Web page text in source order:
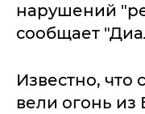
нарушений
сообщает
Известно, что
вели огонь